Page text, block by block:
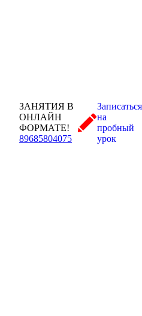
ЗАНЯТИЯ В
ОНЛАЙН
ФОРМАТЕ!
89685804075
Записаться
на
пробный
урок